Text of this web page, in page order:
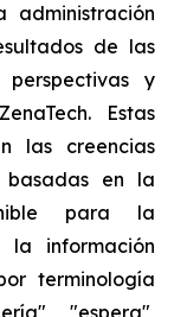
administración
de las
y
Estas
las creencias
en la
para la
la información
terminología
"espera",